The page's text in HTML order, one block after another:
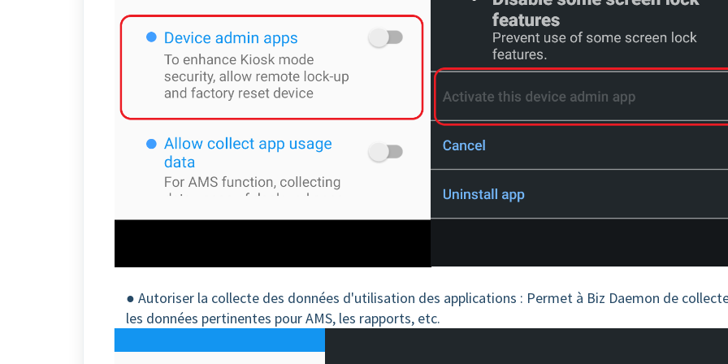
● Autoriser la collecte des données d'utilisation des applications : Permet à Biz Daemon de
les données pertinentes pour AMS, les rapports, etc.